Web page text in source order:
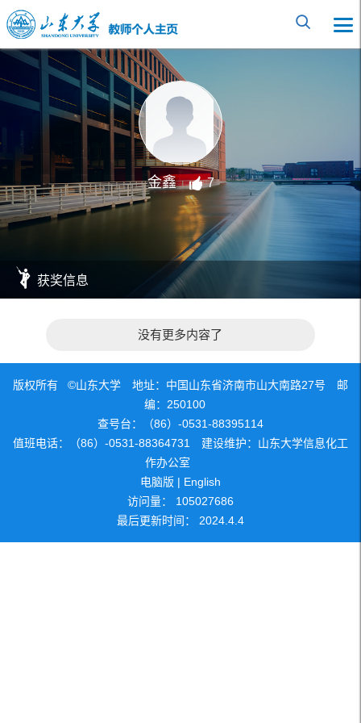
金鑫 7
获奖信息
没有更多内容了
版权所有 ©山东大学 地址：中国山东省济南市山大南路27号 邮
编：250100
查号台：（86）-0531-88395114
值班电话：（86）-0531-88364731 建设维护：山东大学信息化工
作办公室
电脑版 | English
访问量： 105027686
最后更新时间： 2024 4 4